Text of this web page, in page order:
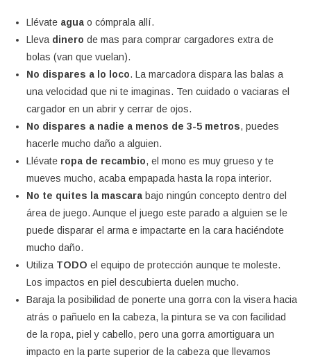
Llévate aguao cómprala allí.
Lleva dinero de mas para comprar cargadores extra de
bolas (van que vuelan).
No dispares a lo loco. La marcadora dispara las balas a
una velocidad que ni te imaginas. Ten cuidado o vaciaras el
cargador en un abrir y cerrar de ojos.
No dispares a nadie a menos de 3-5 metros, puedes
hacerle mucho daño a alguien.
Llévate ropa de recambio, el mono es muy grueso y te
mueves mucho, acaba empapada hasta la ropa interior.
No te quites la mascarabajo ningún concepto dentro del
área de juego. Aunque el juego este parado a alguien se le
puede disparar el arma e impactarte en la cara haciéndote
mucho daño.
Utiliza TODO el equipo de protección aunque te moleste.
Los impactos en piel descubierta duelen mucho.
Baraja la posibilidad de ponerte una gorra con la visera hacia
atrás o pañuelo en la cabeza, la pintura se va con facilidad
de la ropa, piel y cabello, pero una gorra amortiguara un
impacto en la parte superior de la cabeza que llevamos